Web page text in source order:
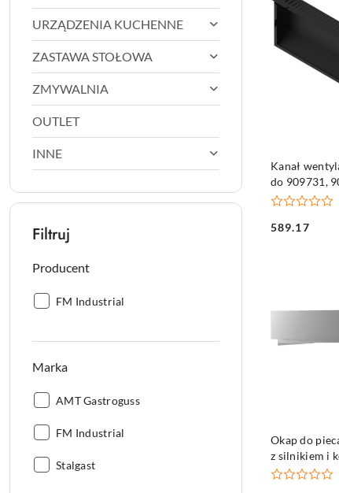
URZĄDZENIA KUCHENNE
ZASTAWA STOŁOWA
ZMYWALNIA
OUTLET
INNE
Filtruj
Producent
Producent:
FM Industrial
Marka
Marka:
AMT Gastroguss
Marka:
FM Industrial
Marka:
Stalgast
Kanał
do 909731,
Cena:
589.17
Okap do
z silnikiem i
pary